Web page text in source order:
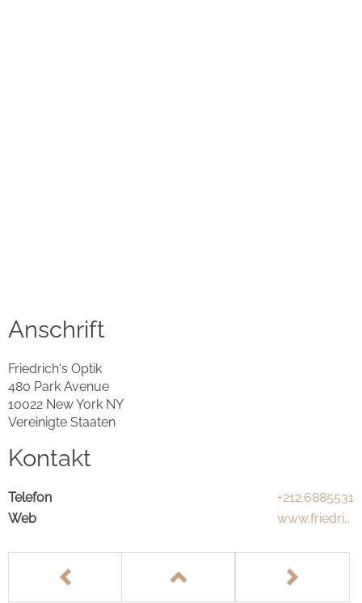
Anschrift
Friedrich‘s Optik
480 Park Avenue
10022 New York NY
Vereinigte Staaten
Kontakt
Telefon
+212.6885531
Web
www.friedric
中文